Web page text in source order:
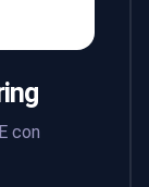
con